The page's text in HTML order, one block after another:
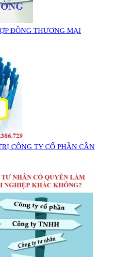
ĐỒNG THƯƠNG MẠI
CÔNG TY CỔ PHẦN CẦN